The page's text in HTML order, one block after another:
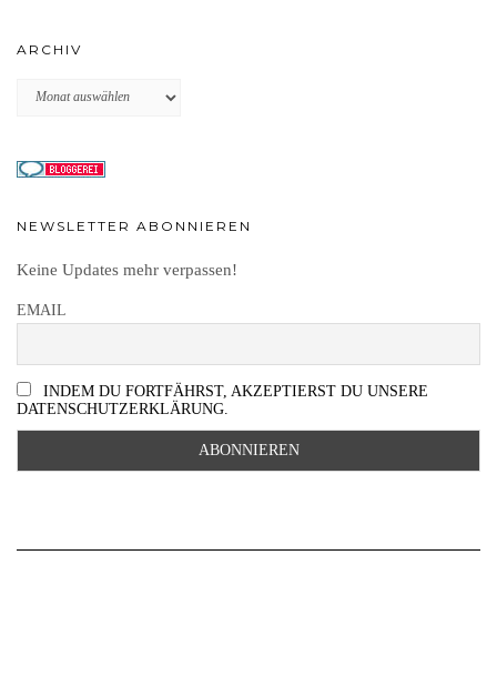
ARCHIV
Archiv
NEWSLETTER ABONNIEREN
Keine Updates mehr verpassen!
EMAIL
INDEM DU FORTFÄHRST, AKZEPTIERST DU UNSERE
DATENSCHUTZERKLÄRUNG.